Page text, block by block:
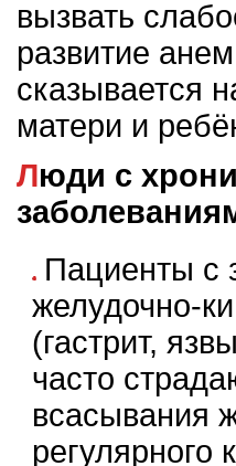
вызвать
развитие
сказывается
матери и
Люди с хроническими
Пациенты с
желудочно-
(гастрит,
часто
всасывания
регулярного